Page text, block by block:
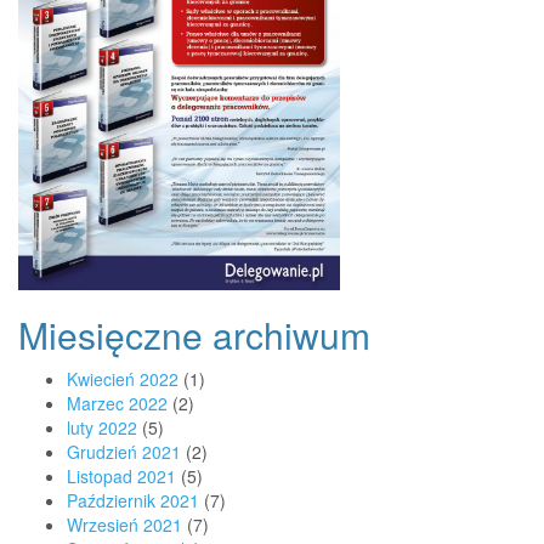
Miesięczne archiwum
Kwiecień 2022 (1)
Marzec 2022 (2)
luty 2022 (5)
Grudzień 2021 (2)
Listopad 2021 (5)
Październik 2021 (7)
Wrzesień 2021 (7)